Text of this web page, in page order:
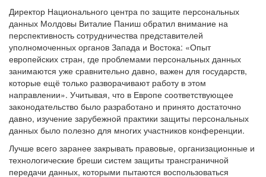
Директор Национального центра по защите персональных
данных Молдовы Виталие Паниш обратил внимание на
перспективность сотрудничества представителей
уполномоченных органов Запада и Востока: «Опыт
европейских стран, где проблемами персональных данных
занимаются уже сравнительно давно, важен для государств,
которые ещё только разворачивают работу в этом
направлении». Учитывая, что в Европе соответствующее
законодательство было разработано и принято достаточно
давно, изучение зарубежной практики защиты персональных
данных было полезно для многих участников конференции.
Лучше всего заранее закрывать правовые, организационные и
технологические бреши систем защиты трансграничной
передачи данных, которыми пытаются воспользоваться